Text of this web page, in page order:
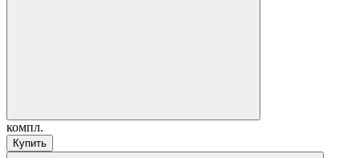
компл.
Купить